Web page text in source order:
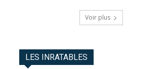
Voir plus
LES INRATABLES